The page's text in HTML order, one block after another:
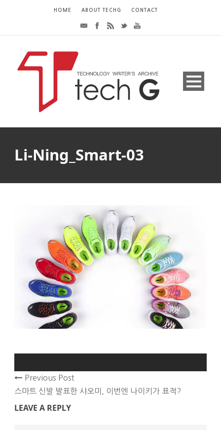
HOME ABOUT TECHG CONTACT
Li-Ning_Smart-03
Previous Post
스마트 신발 발표한 샤오미, 이번엔 나이키가 표적?
LEAVE A REPLY